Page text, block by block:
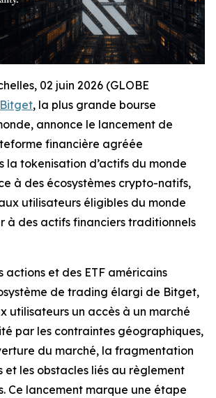
02 juin 2026 (GLOBE
Bitget, la plus grande bourse
annonce le lancement de
financière agréée
la tokenisation d’actifs du monde
à des écosystèmes crypto-natifs,
utilisateurs éligibles du monde
à des actifs financiers traditionnels
actions et des ETF américains
de trading élargi de Bitget,
utilisateurs un accès à un marché
par les contraintes géographiques,
du marché, la fragmentation
et les obstacles liés au règlement
Ce lancement marque une étape